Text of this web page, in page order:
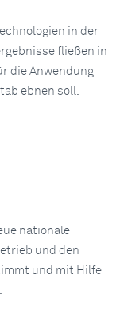
in der
fließen in
die Anwendung
ebnen soll.
nationale
und den
und mit Hilfe